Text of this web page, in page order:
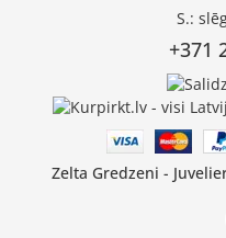
S.:
+371
Zelta Gredzeni -